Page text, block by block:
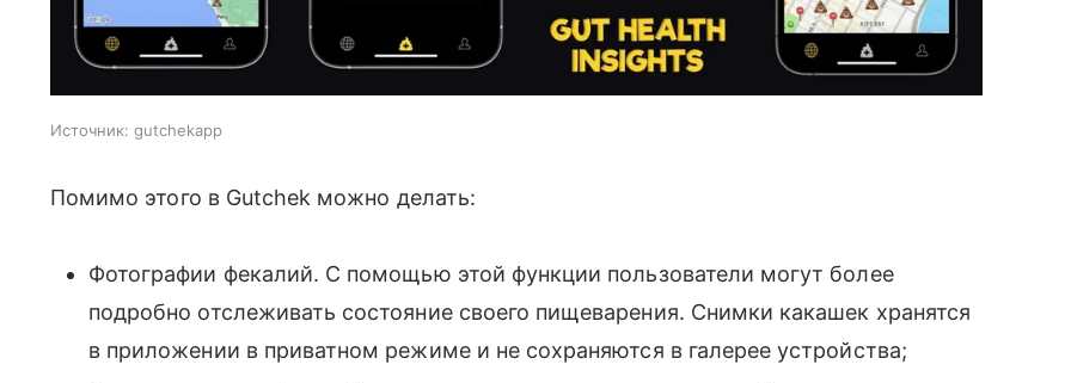
Источник: gutchekapp
Помимо этого в Gutchek можно делать:
Фотографии фекалий. С помощью этой функции пользователи могут более
подробно отслеживать состояние своего пищеварения. Снимки какашек хранятся
в приложении в приватном режиме и не сохраняются в галерее устройства;